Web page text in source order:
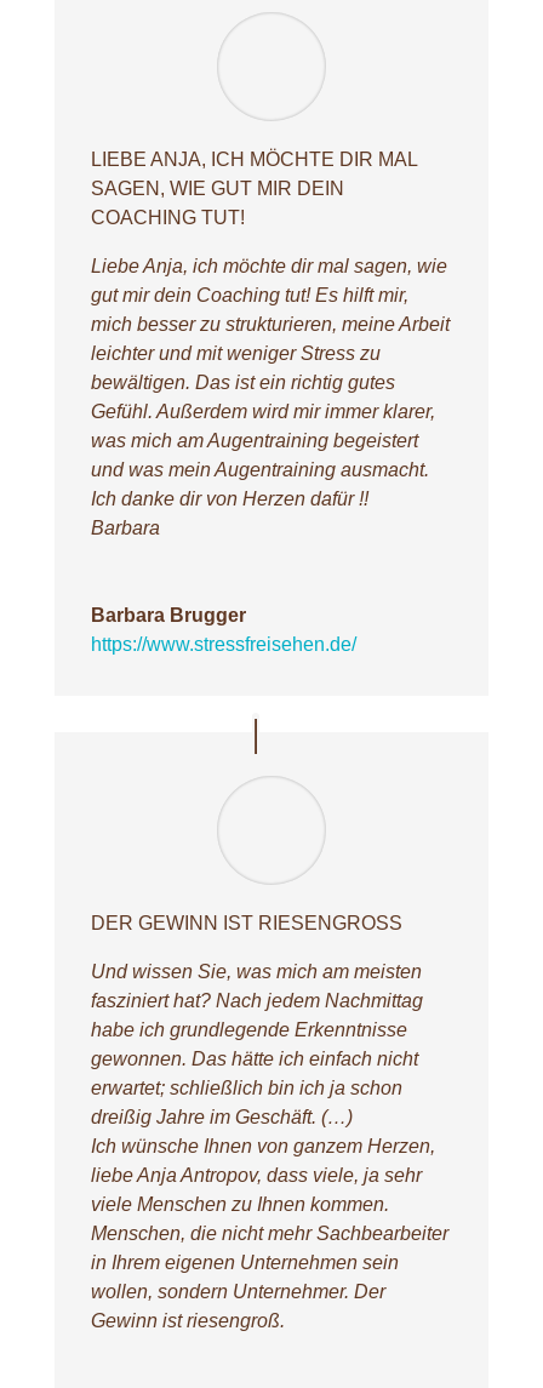
LIEBE ANJA, ICH MÖCHTE DIR MAL
SAGEN, WIE GUT MIR DEIN
COACHING TUT!
Liebe Anja, ich möchte dir mal sagen, wie
gut mir dein Coaching tut! Es hilft mir,
mich besser zu strukturieren, meine Arbeit
leichter und mit weniger Stress zu
bewältigen. Das ist ein richtig gutes
Gefühl. Außerdem wird mir immer klarer,
was mich am Augentraining begeistert
und was mein Augentraining ausmacht.
Ich danke dir von Herzen dafür !!
Barbara
Barbara Brugger
https://www.stressfreisehen.de/
DER GEWINN IST RIESENGROSS
Und wissen Sie, was mich am meisten
fasziniert hat? Nach jedem Nachmittag
habe ich grundlegende Erkenntnisse
gewonnen. Das hätte ich einfach nicht
erwartet; schließlich bin ich ja schon
dreißig Jahre im Geschäft. (…)
Ich wünsche Ihnen von ganzem Herzen,
liebe Anja Antropov, dass viele, ja sehr
viele Menschen zu Ihnen kommen.
Menschen, die nicht mehr Sachbearbeiter
in Ihrem eigenen Unternehmen sein
wollen, sondern Unternehmer. Der
Gewinn ist riesengroß.